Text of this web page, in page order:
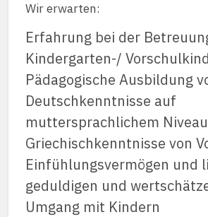
Wir erwarten:
Erfahrung bei der
Kindergarten-/
Pädagogische Ausbildung
Deutschkenntnisse auf
muttersprachlichem Niveau
Griechischkenntnisse von
Einfühlungsvermögen und
geduldigen und
Umgang mit Kindern